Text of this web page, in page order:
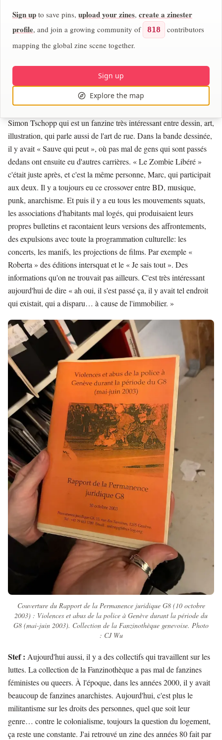
secret dispersé et d'autres institutions, et surtout pour le public.
Pour raconter cette histoire, toutes ces voix qu'on n'a pas écoutées,
que personne ne connaît, ou que les gens ont oubliées, et qui font
Il y a des exemples de fanzines qui parlent de ces histoires
alternatives ?
Simon Tschopp qui est un fanzine très intéressant entre dessin, art,
illustration, qui parle aussi de l'art de rue. Dans la bande dessinée,
il y avait « Sauve qui peut », où pas mal de gens qui sont passés
dedans ont ensuite eu d'autres carrières. « Le Zombie Libéré »
c'était juste après, et c'est la même personne, Marc, qui participait
aux deux. Il y a toujours eu ce crossover entre BD, musique,
punk, anarchisme. Et puis il y a eu tous les mouvements squats,
les associations d'habitants mal logés, qui produisaient leurs
propres bulletins et racontaient leurs versions des affrontements,
des expulsions avec toute la programmation culturelle: les
concerts, les manifs, les projections de films. Par exemple «
Roberta » des éditions intersquat et le « Je sais tout ». Des
informations qu'on ne trouvait pas ailleurs. C'est très intéressant
aujourd'hui de dire « ah oui, il s'est passé ça, il y avait tel endroit
qui existait, qui a disparu… à cause de l'immobilier. »
Couverture du Rapport de la Permanence juridique G8 (10 octobre
2003) : Violences et abus de la police à Genève durant la période du
G8 (mai-juin 2003). Collection de la Fanzinothèque genevoise. Photo
: CJ Wu
Stef : Aujourd'hui aussi, il y a des collectifs qui travaillent sur les
luttes. La collection de la Fanzinothèque a pas mal de fanzines
féministes ou queers. À l'époque, dans les années 2000, il y avait
beaucoup de fanzines anarchistes. Aujourd'hui, c'est plus le
militantisme sur les droits des personnes, quel que soit leur
genre… contre le colonialisme, toujours la question du logement,
ça reste une constante. J'ai retrouvé un zine des années 80 fait par
Sign up to save pins, upload your zines, create a zinester
profile, and join a growing community of 818
contributors
mapping the global zine scene together.
Explore the map
Sign up